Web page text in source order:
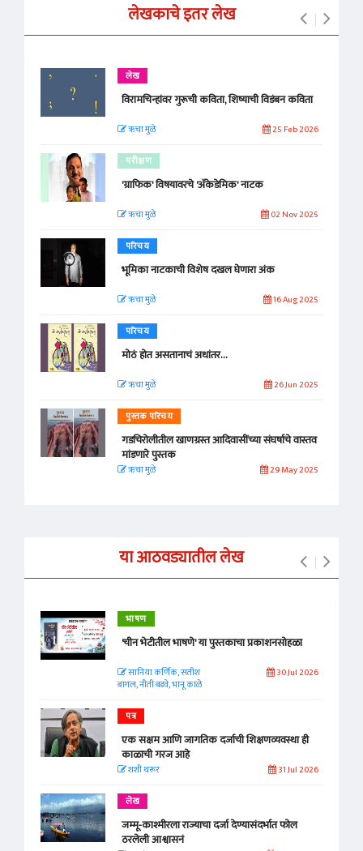
लेखकाचे इतर लेख
लेख
विरामचिन्हांवर गुरूची कविता, शिष्याची विडंबन कविता
ऋचा मुळे 25 Feb 2026
परीक्षण
'ग्राफिक' विषयावरचे 'अ‍ॅकेडेमिक' नाटक
ऋचा मुळे 02 Nov 2025
परिचय
भूमिका नाटकाची विशेष दखल घेणारा अंक
ऋचा मुळे 16 Aug 2025
परिचय
मोठं होत असतानाचं अधांतर...
ऋचा मुळे 26 Jun 2025
पुस्तक परिचय
गडचिरोलीतील खाणग्रस्त आदिवासींच्या संघर्षाचे वास्तव
मांडणारे पुस्तक
ऋचा मुळे 29 May 2025
या आठवड्यातील लेख
भाषण
'चीन भेटीतील भाषणे' या पुस्तकाचा प्रकाशनसोहळा
सानिया कर्णिक, सतीश
बागल, नीती बडवे, भानू काळे
30 Jul 2026
पत्र
एक सक्षम आणि जागतिक दर्जाची शिक्षणव्यवस्था ही
काळाची गरज आहे
शशी थरूर 31 Jul 2026
लेख
जम्मू-काश्मीरला राज्याचा दर्जा देण्यासंदर्भात फोल
ठरलेली आश्वासनं